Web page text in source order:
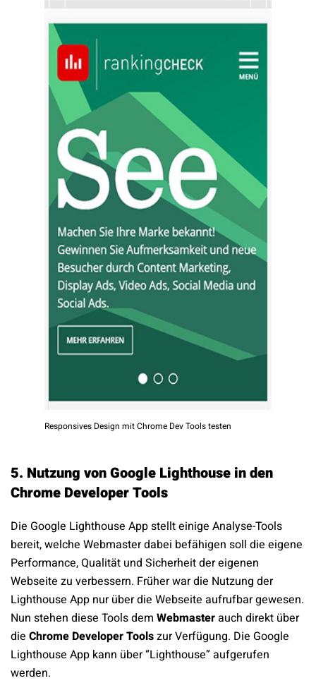
Responsives Design mit Chrome Dev Tools testen
5. Nutzung von Google Lighthouse in den
Chrome Developer Tools
Die Google Lighthouse App stellt einige Analyse-Tools
bereit, welche Webmaster dabei befähigen soll die eigene
Performance, Qualität und Sicherheit der eigenen
Webseite zu verbessern. Früher war die Nutzung der
Lighthouse App nur über die Webseite aufrufbar gewesen.
Nun stehen diese Tools dem Webmasterauch direkt über
die Chrome Developer Toolszur Verfügung. Die Google
Lighthouse App kann über “Lighthouse” aufgerufen
werden.